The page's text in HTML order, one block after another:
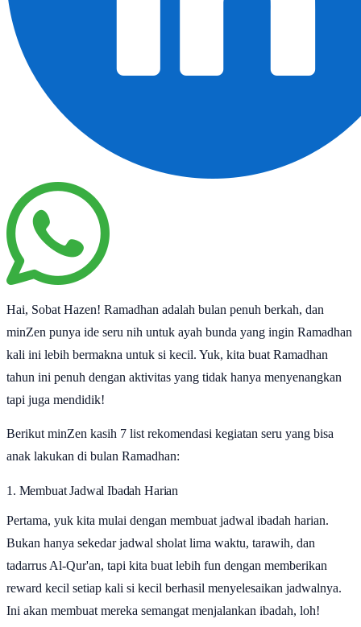
Hai, Sobat Hazen! Ramadhan adalah bulan penuh berkah, dan
minZen punya ide seru nih untuk ayah bunda yang ingin Ramadhan
kali ini lebih bermakna untuk si kecil. Yuk, kita buat Ramadhan
tahun ini penuh dengan aktivitas yang tidak hanya menyenangkan
tapi juga mendidik!
Berikut minZen kasih 7 list rekomendasi kegiatan seru yang bisa
anak lakukan di bulan Ramadhan:
1. Membuat Jadwal Ibadah Harian
Pertama, yuk kita mulai dengan membuat jadwal ibadah harian.
Bukan hanya sekedar jadwal sholat lima waktu, tarawih, dan
tadarrus Al-Qur'an, tapi kita buat lebih fun dengan memberikan
reward kecil setiap kali si kecil berhasil menyelesaikan jadwalnya.
Ini akan membuat mereka semangat menjalankan ibadah, loh!